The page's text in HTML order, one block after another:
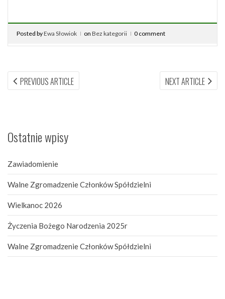
Posted byEwa Słowiok on Bez kategorii 0 comment
Nawigacja
PREVIOUS ARTICLE
ARTICLE:
NEXT ARTICLE
Ostatnie wpisy
Zawiadomienie
Walne Zgromadzenie Członków Spółdzielni
Wielkanoc 2026
Życzenia Bożego Narodzenia 2025r
Walne Zgromadzenie Członków Spółdzielni